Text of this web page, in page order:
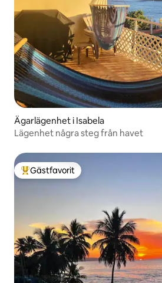
Ägarlägenhet i Isabela
Lägenhet några steg från havet
Populär gästfavorit
Gästfavorit